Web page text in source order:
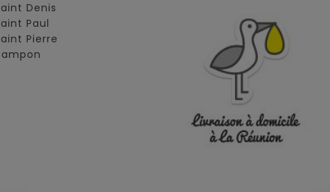
Denis
Paul
Pierre